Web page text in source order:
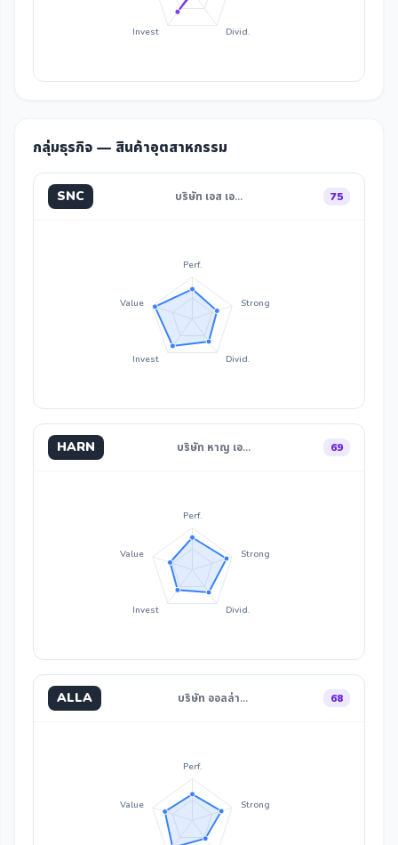
Divid.
Invest
กลุ่มธุรกิจ — สินค้าอุตสาหกรรม
SNC บริษัท เอส เอ… 75
Perf.
Strong
Divid.
Invest
Value
HARN บริษัท หาญ เอ… 69
Perf.
Strong
Divid.
Invest
Value
ALLA บริษัท ออลล่า… 68
Perf.
Strong
Value